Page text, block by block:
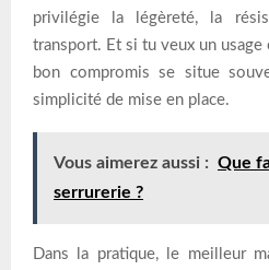
privilégie la légèreté, la
transport. Et si tu veux un usage
bon compromis se situe
simplicité de mise en place.
Vous aimerez aussi : Que
serrurerie ?
Dans la pratique, le meilleur